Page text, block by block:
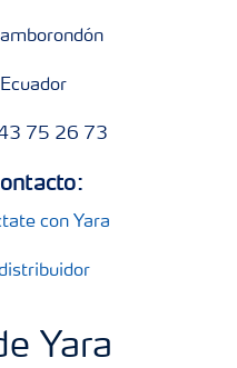
75 26 73
con Yara
Yara